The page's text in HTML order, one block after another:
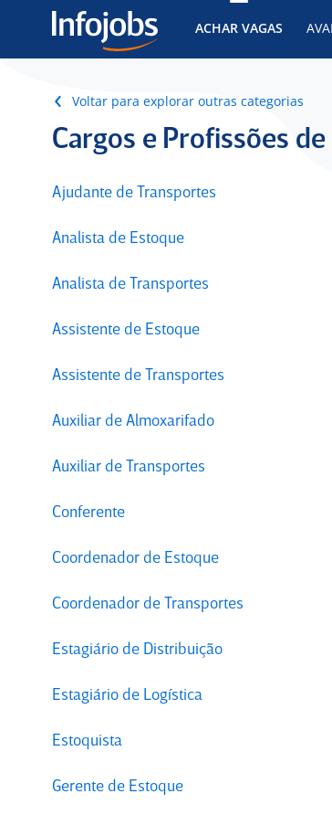
ACHAR VAGAS
Voltar para explorar outras categorias
Cargos e Profissões
Ajudante de Transportes
Analista de Estoque
Analista de Transportes
Assistente de Estoque
Assistente de Transportes
Auxiliar de Almoxarifado
Auxiliar de Transportes
Conferente
Coordenador de Estoque
Coordenador de Transportes
Estagiário de Distribuição
Estagiário de Logística
Estoquista
Gerente de Estoque